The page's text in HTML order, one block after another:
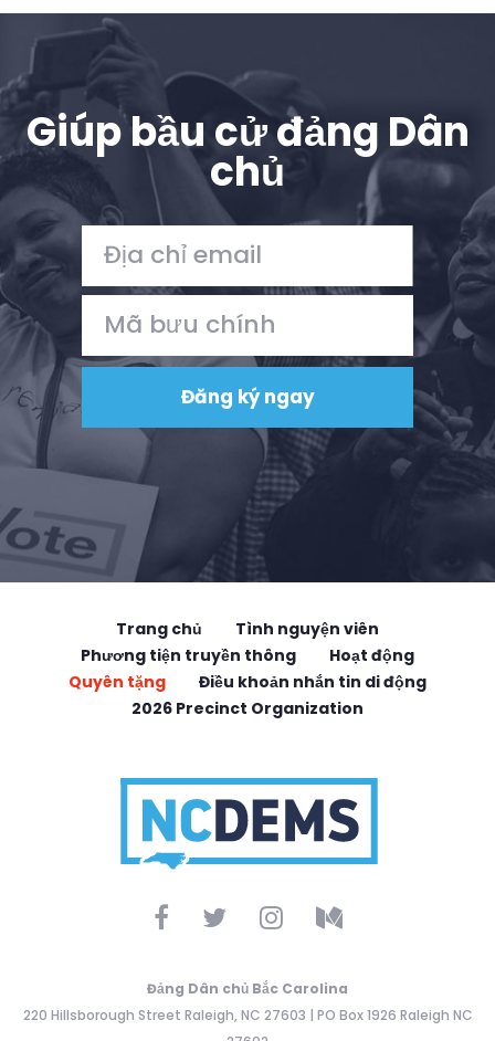
Giúp bầu cử đảng Dân
chủ
Trang chủ
Tình nguyện viên
Phương tiện truyền thông
Hoạt động
Quyên tặng
Điều khoản nhắn tin di động
2026 Precinct Organization
Đảng Dân chủ Bắc Carolina
220 Hillsborough Street Raleigh, NC 27603 | PO Box 1926 Raleigh NC